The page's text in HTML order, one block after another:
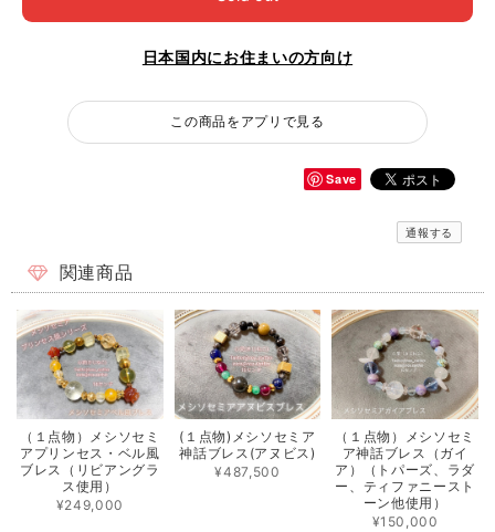
日本国内にお住まいの方向け
この商品をアプリで見る
Save
通報する
関連商品
（１点物）メシソセミ
アプリンセス・ベル風
ブレス（リビアングラ
ス使用）
¥249,000
(１点物)メシソセミア
神話ブレス(アヌビス)
¥487,500
（１点物）メシソセミ
ア神話ブレス（ガイ
ア）（トパーズ、ラダ
ー、ティファニースト
ーン他使用）
¥150,000